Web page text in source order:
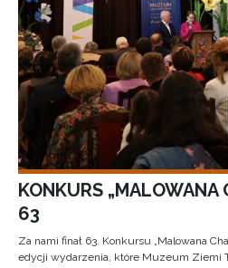
KONKURS „MALOWANA
63
Za nami finał 63. Konkursu „Malowana
edycji wydarzenia, które Muzeum Ziemi